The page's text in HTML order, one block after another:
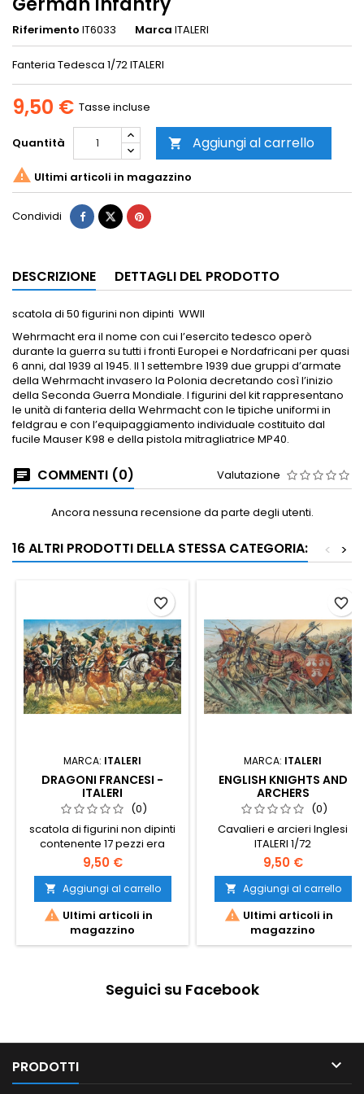
Riferimento IT6033 Marca ITALERI
Fanteria Tedesca 1/72 ITALERI
9,50 € Tasse incluse
Quantità  Aggiungi al carrello
 Ultimi articoli in magazzino
Condividi
DESCRIZIONE DETTAGLI DEL PRODOTTO
scatola di 50 figurini non dipinti WWII
Wehrmacht era il nome con cui l’esercito tedesco operò
durante la guerra su tutti i fronti Europei e Nordafricani per quasi
6 anni, dal 1939 al 1945. Il 1 settembre 1939 due gruppi d’armate
della Wehrmacht invasero la Polonia decretando così l’inizio
della Seconda Guerra Mondiale. I figurini del kit rappresentano
le unità di fanteria della Wehrmacht con le tipiche uniformi in
feldgrau e con l’equipaggiamento individuale costituito dal
fucile Mauser K98 e della pistola mitragliatrice MP40.
COMMENTI (0) Valutazione
Ancora nessuna recensione da parte degli utenti.
16 ALTRI PRODOTTI DELLA STESSA CATEGORIA: >
<
MARCA: ITALERI
DRAGONI FRANCESI -
ITALERI
(0)
scatola di figurini non dipinti
contenente 17 pezzi era
napoleonica
9,50 €
 Aggiungi al carrello
 Ultimi articoli in
magazzino
favorite_border
MARCA: ITALERI
ENGLISH KNIGHTS AND
ARCHERS
(0)
Cavalieri e arcieri Inglesi
ITALERI 1/72
9,50 €
 Aggiungi al carrello
 Ultimi articoli in
magazzino
favorite_border
Seguici su Facebook
PRODOTTI 